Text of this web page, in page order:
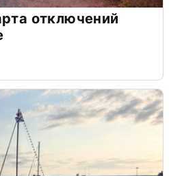
отключений